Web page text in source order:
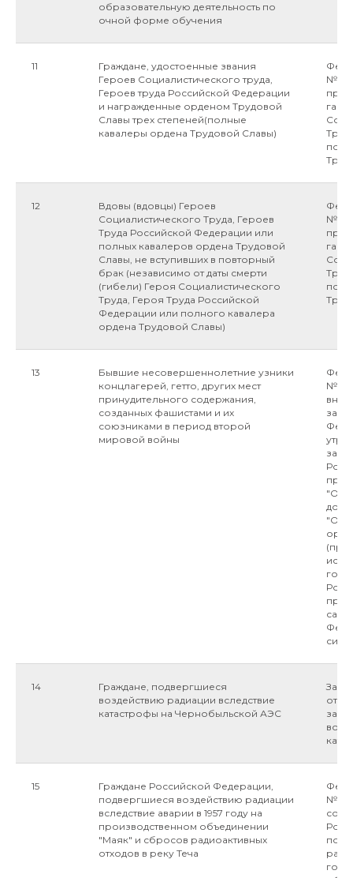
образовательную деятельность по
очной форме обучения
11
Граждане, удостоенные звания
Героев Социалистического труда,
Героев труда Российской Федерации
и награжденные орденом Трудовой
Славы трех степеней(полные
кавалеры ордена Трудовой Славы)
№5-
12
Вдовы (вдовцы) Героев
Социалистического Труда, Героев
Труда Российской Федерации или
полных кавалеров ордена Трудовой
Славы, не вступивших в повторный
брак (независимо от даты смерти
(гибели) Героя Социалистического
Труда, Героя Труда Российской
Федерации или полного кавалера
ордена Трудовой Славы)
№5-
13
Бывшие несовершеннолетние узники
концлагерей, гетто, других мест
принудительного содержания,
созданных фашистами и их
союзниками в период второй
мировой войны
"О
"Об
силу
14
Граждане, подвергшиеся
воздействию радиации вследствие
катастрофы на Чернобыльской АЭС
от
15
Граждане Российской Федерации,
подвергшиеся воздействию радиации
вследствие аварии в 1957 году на
производственном объединении
"Маяк" и сбросов радиоактивных
отходов в реку Теча